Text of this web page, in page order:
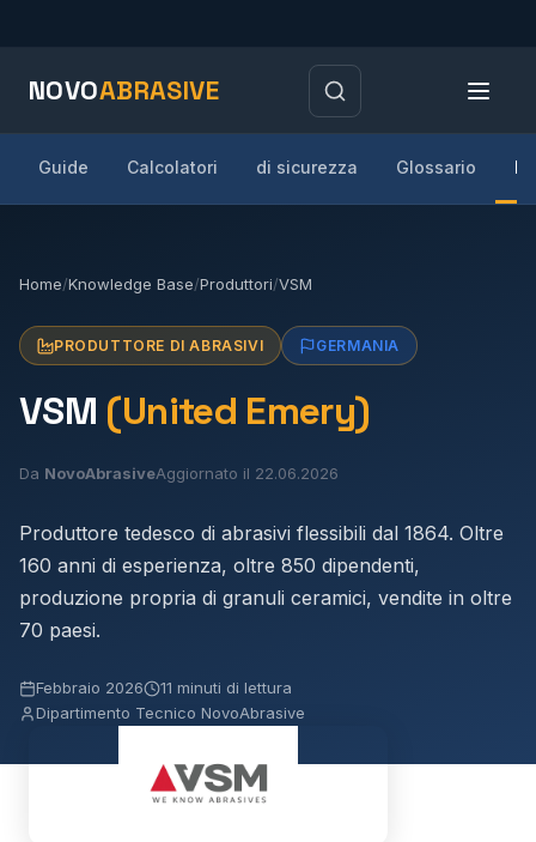
NOVOABRASIVE
Guide Calcolatori di sicurezza Glossario
Home/Knowledge Base/Produttori/VSM
PRODUTTORE DI ABRASIVI GERMANIA
VSM (United Emery)
Da NovoAbrasiveAggiornato il 22.06.2026
Produttore tedesco di abrasivi flessibili dal 1864. Oltre
160 anni di esperienza, oltre 850 dipendenti,
produzione propria di granuli ceramici, vendite in oltre
70 paesi.
Febbraio 2026
11 minuti di lettura
Dipartimento Tecnico NovoAbrasive